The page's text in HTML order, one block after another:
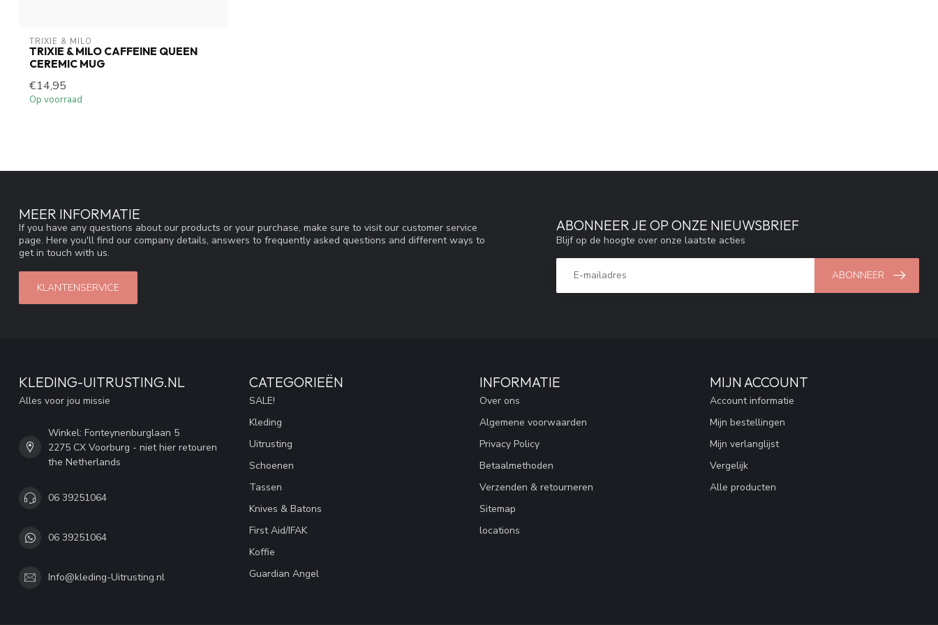
TRIXIE & MILO
TRIXIE & MILO CAFFEINE QUEEN
CEREMIC MUG
€14,95
Op voorraad
MEER INFORMATIE
If you have any questions about our products or your purchase, make sure to visit our customer service
page. Here you'll find our company details, answers to frequently asked questions and different ways to
get in touch with us.
KLANTENSERVICE
ABONNEER JE OP ONZE NIEUWSBRIEF
Blijf op de hoogte over onze laatste acties
ABONNEER
KLEDING-UITRUSTING.NL
Alles voor jou missie
Winkel: Fonteynenburglaan 5
2275 CX Voorburg - niet hier retouren
the Netherlands
06 39251064
06 39251064
Info@kleding-Uitrusting.nl
CATEGORIEËN
SALE!
Kleding
Uitrusting
Schoenen
Tassen
Knives & Batons
First Aid/IFAK
Koffie
Guardian Angel
INFORMATIE
Over ons
Algemene voorwaarden
Privacy Policy
Betaalmethoden
Verzenden & retourneren
Sitemap
locations
MIJN ACCOUNT
Account informatie
Mijn bestellingen
Mijn verlanglijst
Vergelijk
Alle producten